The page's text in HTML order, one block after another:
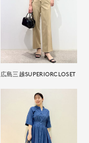
広島三越SUPERIORCLOSET